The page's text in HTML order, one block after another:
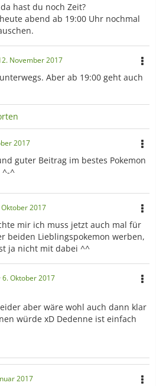
hast du noch Zeit?
abend ab 19:00 Uhr nochmal
November 2017
Aber ab 19:00 geht auch
2017
guter Beitrag im bestes Pokemon
^-^
Oktober 2017
mir ich muss jetzt auch mal für
beiden Lieblingspokemon werben,
ja nicht mit dabei ^^
6. Oktober 2017
aber wäre wohl auch dann klar
würde xD Dedenne ist einfach
2017